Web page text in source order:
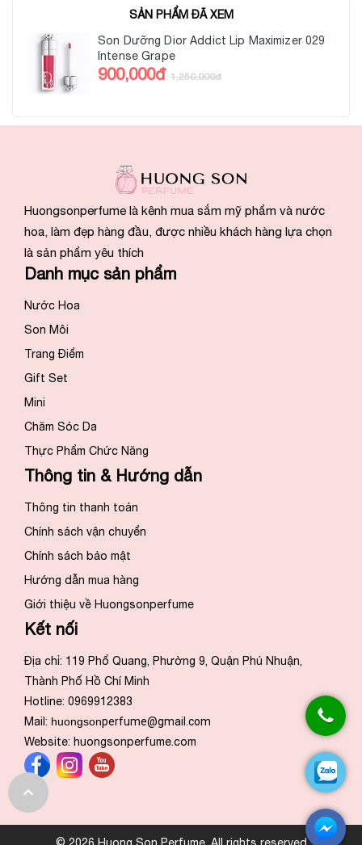
SẢN PHẨM ĐÃ XEM
Son Dưỡng Dior Addict Lip Maximizer 029
Intense Grape
900,000đ 1,250,000đ
Huongsonperfume là kênh mua sắm mỹ phẩm và nước
hoa, làm đẹp hàng đầu, được nhiều khách hàng lựa chọn
là sản phẩm yêu thích
Danh mục sản phẩm
Nước Hoa
Son Môi
Trang Điểm
Gift Set
Mini
Chăm Sóc Da
Thực Phẩm Chức Năng
Thông tin & Hướng dẫn
Thông tin thanh toán
Chính sách vận chuyển
Chính sách bảo mật
Hướng dẫn mua hàng
Giới thiệu về Huongsonperfume
Kết nối
Địa chỉ: 119 Phổ Quang, Phường 9, Quận Phú Nhuận,
Thành Phố Hồ Chí Minh
Hotline: 0969912383
Mail: huongsonperfume@gmail.com
Website: huongsonperfume.com